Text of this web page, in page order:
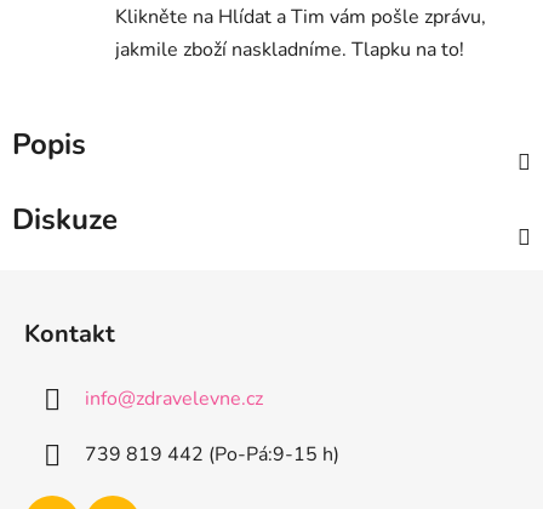
Klikněte na Hlídat a Tim vám pošle zprávu,
jakmile zboží naskladníme. Tlapku na to!
Popis
Diskuze
Kontakt
info@zdravelevne.cz
739 819 442 (Po-Pá:9-15 h)